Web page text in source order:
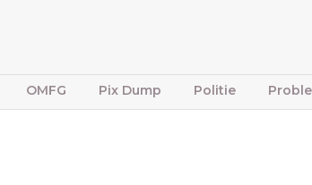
OMFG Pix Dump Politie